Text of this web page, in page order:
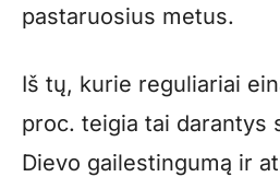
pastaruosius metus.
Iš tų, kurie reguliariai
proc. teigia tai darantys
Dievo gailestingumą ir